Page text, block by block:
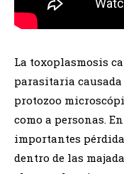
La toxoplasmosis
parasitaria
protozoo
como a personas.
importantes
dentro de las